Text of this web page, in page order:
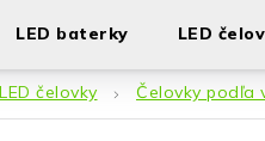
LED baterky LED
LED čelovky Čelovky podľa